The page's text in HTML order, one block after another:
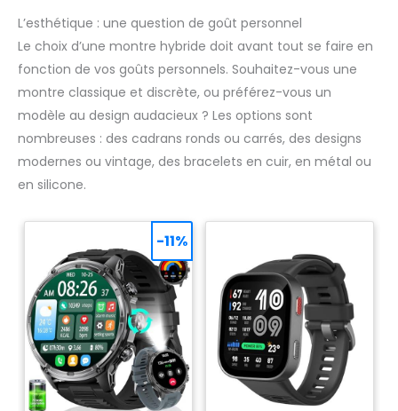
L’esthétique : une question de goût personnel
Le choix d’une montre hybride doit avant tout se faire en
fonction de vos goûts personnels. Souhaitez-vous une
montre classique et discrète, ou préférez-vous un
modèle au design audacieux ? Les options sont
nombreuses : des cadrans ronds ou carrés, des designs
modernes ou vintage, des bracelets en cuir, en métal ou
en silicone.
-11%